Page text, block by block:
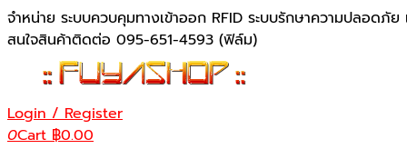
Skip
to
content
จำหน่าย ระบบควบคุมทางเข้าออก RFID ระบบรักษาความปลอดภัย
สนใจสินค้าติดต่อ 095-651-4593 (ฟิล์ม)
Login / Register
0Cart฿0.00